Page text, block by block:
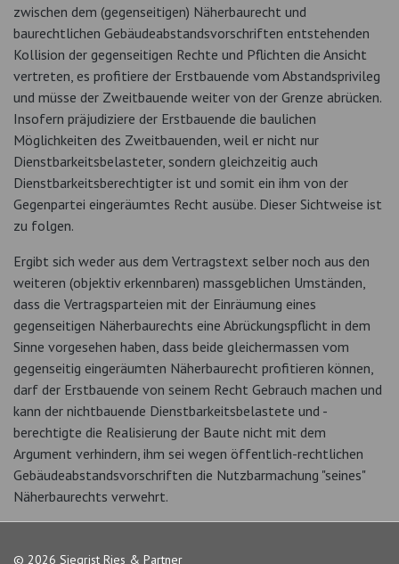
zwischen dem (gegenseitigen) Näherbaurecht und
baurechtlichen Gebäudeabstandsvorschriften entstehenden
Kollision der gegenseitigen Rechte und Pflichten die Ansicht
vertreten, es profitiere der Erstbauende vom Abstandsprivileg
und müsse der Zweitbauende weiter von der Grenze abrücken.
Insofern präjudiziere der Erstbauende die baulichen
Möglichkeiten des Zweitbauenden, weil er nicht nur
Dienstbarkeitsbelasteter, sondern gleichzeitig auch
Dienstbarkeitsberechtigter ist und somit ein ihm von der
Gegenpartei eingeräumtes Recht ausübe. Dieser Sichtweise ist
zu folgen.
Ergibt sich weder aus dem Vertragstext selber noch aus den
weiteren (objektiv erkennbaren) massgeblichen Umständen,
dass die Vertragsparteien mit der Einräumung eines
gegenseitigen Näherbaurechts eine Abrückungspflicht in dem
Sinne vorgesehen haben, dass beide gleichermassen vom
gegenseitig eingeräumten Näherbaurecht profitieren können,
darf der Erstbauende von seinem Recht Gebrauch machen und
kann der nichtbauende Dienstbarkeitsbelastete und -
berechtigte die Realisierung der Baute nicht mit dem
Argument verhindern, ihm sei wegen öffentlich-rechtlichen
Gebäudeabstandsvorschriften die Nutzbarmachung "seines"
Näherbaurechts verwehrt.
© 2026 Siegrist Ries & Partner